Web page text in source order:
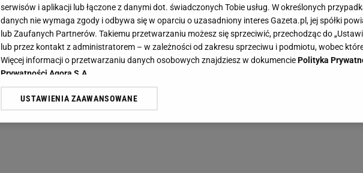
serwisów i aplikacji lub łączone z danymi dot. świadczonych Tobie usług. W określonych
danych nie wymaga zgody i odbywa się w oparciu o uzasadniony interes Gazeta.pl, jej spółki
lub Zaufanych Partnerów. Takiemu przetwarzaniu możesz się sprzeciwić, przechodząc do
lub przez kontakt z administratorem – w zależności od zakresu sprzeciwu i podmiotu, wobec
Więcej informacji o przetwarzaniu danych osobowych znajdziesz w dokumenciePolityka
Prywatności Agora S.A.
Klikając „Akceptuję” wyrażasz też zgodę na zainstalowanie i przechowywanie plików cookie
Zaufanych Partnerów i Agora S.A. na Twoim urządzeniu końcowym. Możesz w każdej chwili
USTAWIENIA ZAAWANSOWANE